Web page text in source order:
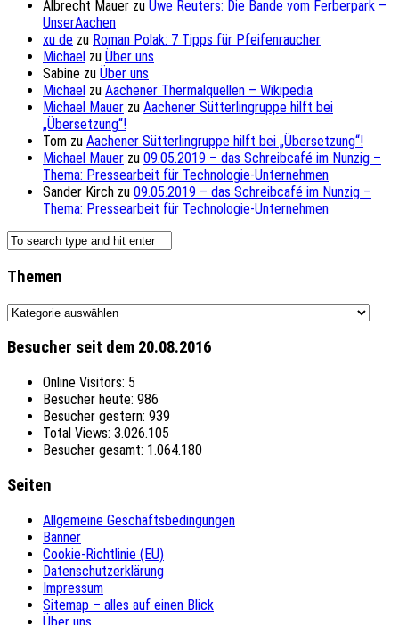
Albrecht Mauer zu Uwe Reuters: Die Bande vom Ferberpark –
UnserAachen
xu de zu Roman Polak: 7 Tipps für Pfeifenraucher
Michael zu Über uns
Sabine zu Über uns
Michael zu Aachener Thermalquellen – Wikipedia
Michael Mauer zu Aachener Sütterlingruppe hilft bei
„Übersetzung“!
Tom zu Aachener Sütterlingruppe hilft bei „Übersetzung“!
Michael Mauer zu 09.05.2019 – das Schreibcafé im Nunzig –
Thema: Pressearbeit für Technologie-Unternehmen
Sander Kirch zu 09.05.2019 – das Schreibcafé im Nunzig –
Thema: Pressearbeit für Technologie-Unternehmen
Themen
Themen
Besucher seit dem 20.08.2016
Online Visitors: 5
Besucher heute: 986
Besucher gestern: 939
Total Views: 3.026.105
Besucher gesamt: 1.064.180
Seiten
Allgemeine Geschäftsbedingungen
Banner
Cookie-Richtlinie (EU)
Datenschutzerklärung
Impressum
Sitemap – alles auf einen Blick
Über uns